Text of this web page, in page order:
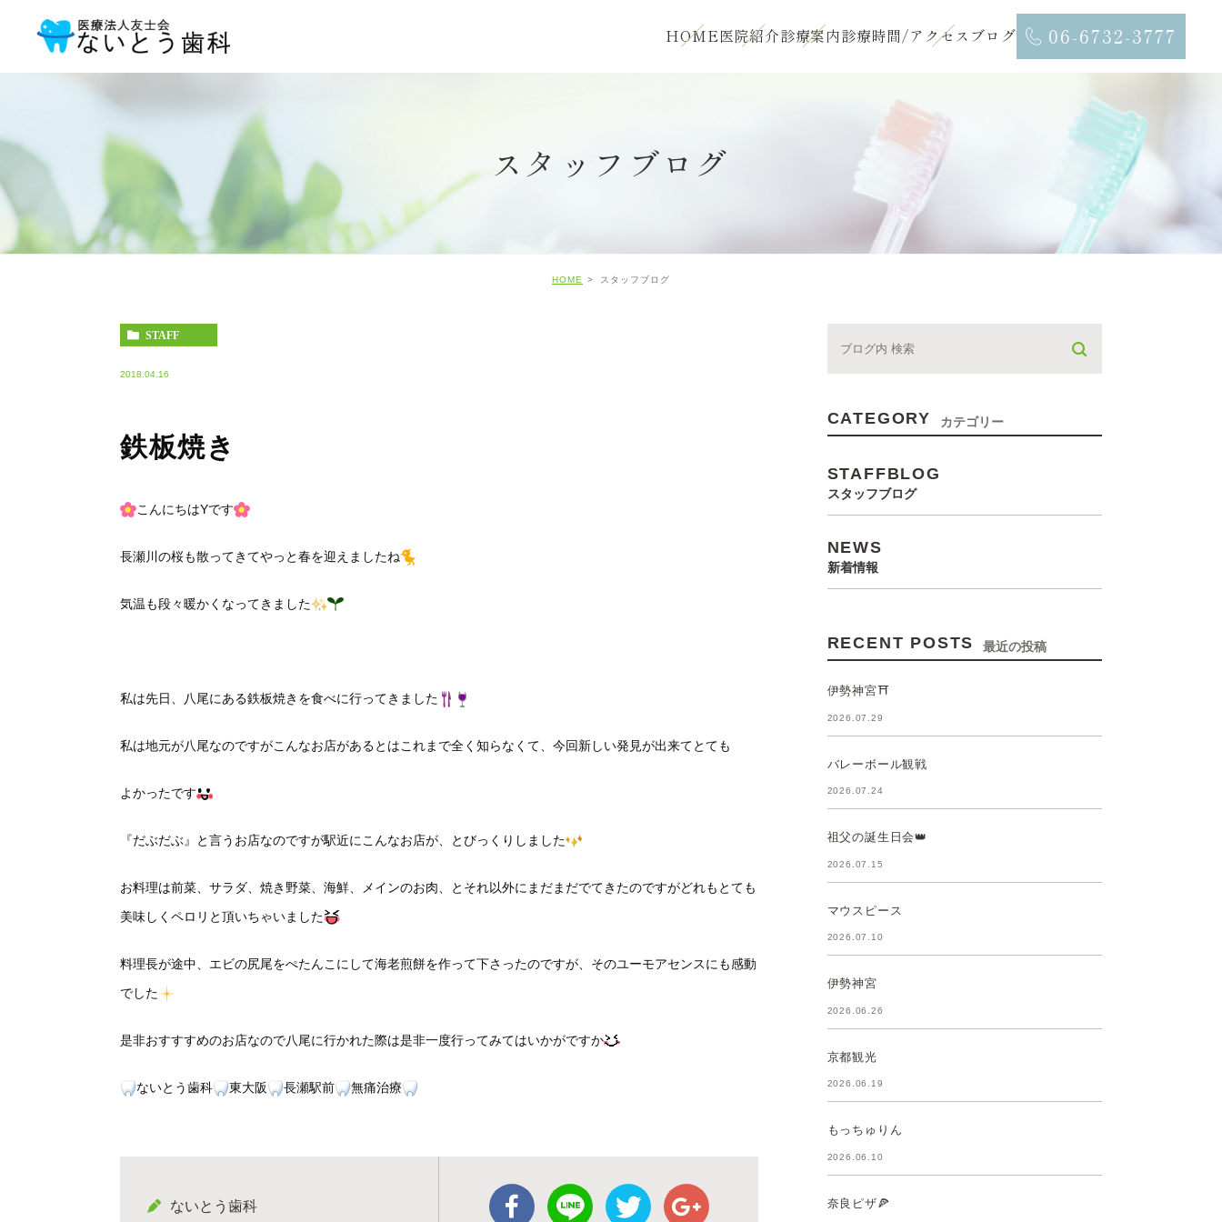
HOME医院紹介診療案内診療時間/アクセス ブログ 06-6732-3777
スタッフブログ
HOME スタッフブログ
STAFF
2018.04.16
鉄板焼き
こんにちはYです
長瀬川の桜も散ってきてやっと春を迎えましたね
気温も段々暖かくなってきました
私は先日、八尾にある鉄板焼きを食べに行ってきました
私は地元が八尾なのですがこんなお店があるとはこれまで全く知らなくて、今回新しい発見が出来てとても
よかったです
『だぶだぶ』と言うお店なのですが駅近にこんなお店が、とびっくりしました
お料理は前菜、サラダ、焼き野菜、海鮮、メインのお肉、とそれ以外にまだまだでてきたのですがどれもとても
美味しくペロリと頂いちゃいました
料理長が途中、エビの尻尾をぺたんこにして海老煎餅を作って下さったのですが、そのユーモアセンスにも感動
でした
是非おすすすめのお店なので八尾に行かれた際は是非一度行ってみてはいかがですか
ないとう歯科 東大阪 長瀬駅前 無痛治療
ないとう歯科
CATEGORY カテゴリー
STAFFBLOG
スタッフブログ
NEWS
新着情報
RECENT POSTS 最近の投稿
伊勢神宮⛩️
2026.07.29
バレーボール観戦
2026.07.24
祖父の誕生日会👑
2026.07.15
マウスピース
2026.07.10
伊勢神宮
2026.06.26
京都観光
2026.06.19
もっちゅりん
2026.06.10
奈良ピザ🍕